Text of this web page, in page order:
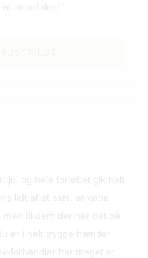
anbefales!
jul og hele forløbet gik helt
lidt af et sats, at købe
til dem der har det på
er i helt trygge hænder
forhandler har meget at